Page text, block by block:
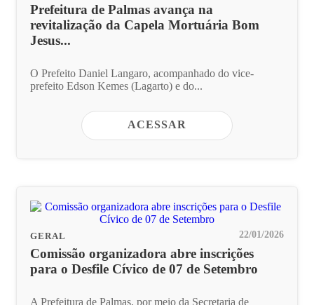
Prefeitura de Palmas avança na
revitalização da Capela Mortuária Bom
Jesus...
O Prefeito Daniel Langaro, acompanhado do vice-
prefeito Edson Kemes (Lagarto) e do...
ACESSAR
GERAL 22/01/2026
Comissão organizadora abre inscrições
para o Desfile Cívico de 07 de Setembro
A Prefeitura de Palmas, por meio da Secretaria de